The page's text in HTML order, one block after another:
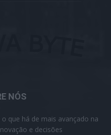
NÓS
que há de mais avançado na
e decisões